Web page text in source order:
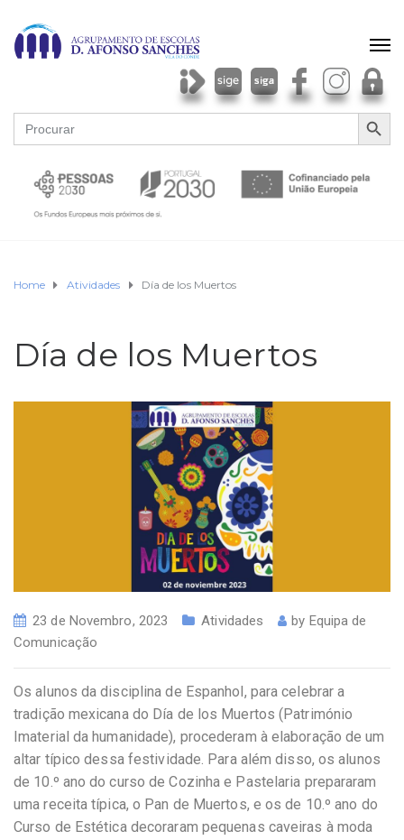
Search
for:
SEARCH
Home Atividades Día de los Muertos
Día de los Muertos
23 de Novembro, 2023 Atividades by Equipa de
Comunicação
Os alunos da disciplina de Espanhol, para celebrar a
tradição mexicana do Día de los Muertos (Património
Imaterial da humanidade), procederam à elaboração de um
altar típico dessa festividade. Para além disso, os alunos
de 10.º ano do curso de Cozinha e Pastelaria prepararam
uma receita típica, o Pan de Muertos, e os de 10.º ano do
Curso de Estética decoraram pequenas caveiras à moda